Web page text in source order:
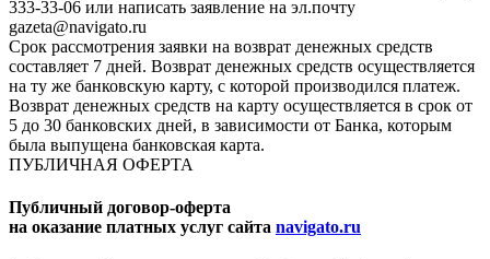
333-33-06 или написать заявление на эл.почту
gazeta@navigato.ru
Срок рассмотрения заявки на возврат денежных средств
составляет 7 дней. Возврат денежных средств осуществляется
на ту же банковскую карту, с которой производился платеж.
Возврат денежных средств на карту осуществляется в срок от
5 до 30 банковских дней, в зависимости от Банка, которым
была выпущена банковская карта.
ПУБЛИЧНАЯ ОФЕРТА
Публичный договор-оферта
на оказание платных услуг сайта navigato.ru